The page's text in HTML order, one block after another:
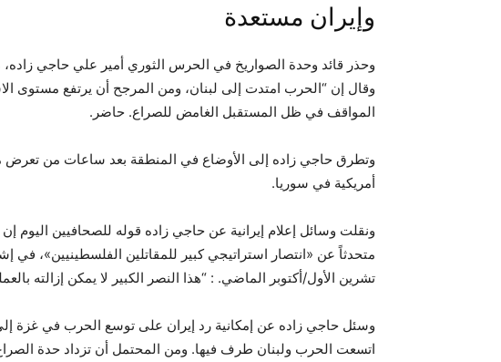
وإيران مستعدة
وحذر قائد وحدة الصواريخ في الحرس الثوري أمير علي حاجي
وقال إن “الحرب امتدت إلى لبنان، ومن المرجح أن يرتفع مستوى
المواقف في ظل المستقبل الغامض للصراع. حاضر.
وتطرق حاجي زاده إلى الأوضاع في المنطقة بعد ساعات من تعرض
أمريكية في سوريا.
ونقلت وسائل إعلام إيرانية عن حاجي زاده قوله للصحافيين اليوم
تشرين الأول/أكتوبر الماضي. : “هذا النصر الكبير لا يمكن إزالته
وسئل حاجي زاده عن إمكانية رد إيران على توسع الحرب في غزة إلى
اتسعت الحرب ولبنان طرف فيها. ومن المحتمل أن تزداد حدة